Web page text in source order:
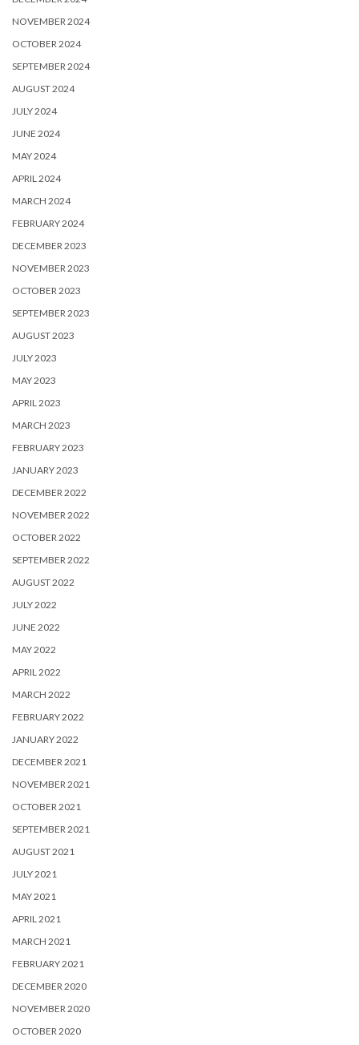
NOVEMBER 2024
OCTOBER 2024
SEPTEMBER 2024
AUGUST 2024
JULY 2024
JUNE 2024
MAY 2024
APRIL 2024
MARCH 2024
FEBRUARY 2024
DECEMBER 2023
NOVEMBER 2023
OCTOBER 2023
SEPTEMBER 2023
AUGUST 2023
JULY 2023
MAY 2023
APRIL 2023
MARCH 2023
FEBRUARY 2023
JANUARY 2023
DECEMBER 2022
NOVEMBER 2022
OCTOBER 2022
SEPTEMBER 2022
AUGUST 2022
JULY 2022
JUNE 2022
MAY 2022
APRIL 2022
MARCH 2022
FEBRUARY 2022
JANUARY 2022
DECEMBER 2021
NOVEMBER 2021
OCTOBER 2021
SEPTEMBER 2021
AUGUST 2021
JULY 2021
MAY 2021
APRIL 2021
MARCH 2021
FEBRUARY 2021
DECEMBER 2020
NOVEMBER 2020
OCTOBER 2020